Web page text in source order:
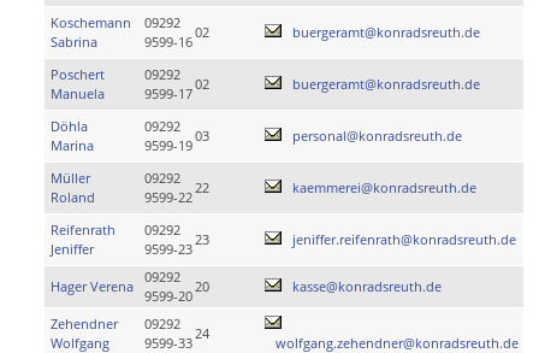
Koschemann
Sabrina
09292
9599-16
02 buergeramt@konradsreuth.de
Poschert
Manuela
09292
9599-17
02 buergeramt@konradsreuth.de
Döhla
Marina
09292
9599-19
03 personal@konradsreuth.de
Müller
Roland
09292
9599-22
22 kaemmerei@konradsreuth.de
Reifenrath
Jeniffer
09292
9599-23
23 jeniffer.reifenrath@konradsreuth.de
Hager Verena
09292
9599-20
20 kasse@konradsreuth.de
Zehendner
Wolfgang
09292
9599-33
24
wolfgang.zehendner@konradsreuth.de